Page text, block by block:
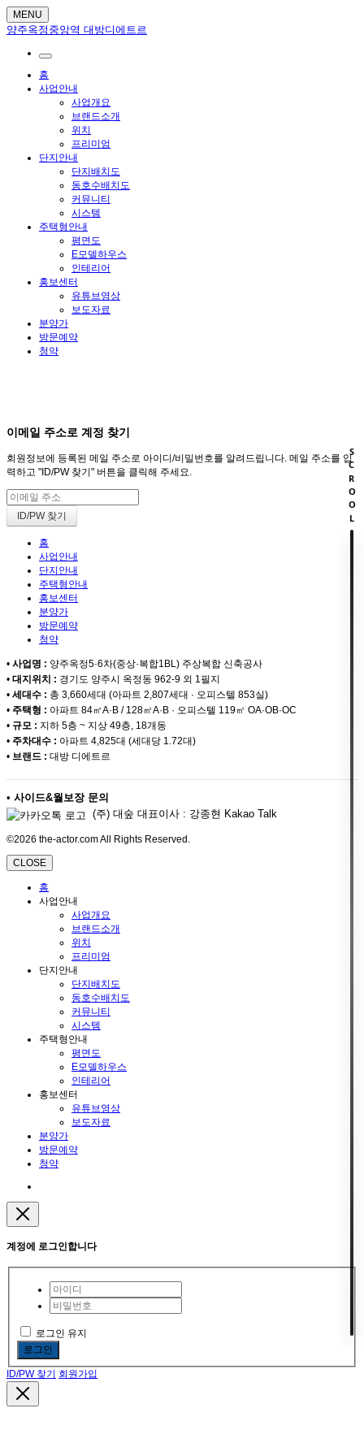
MENU
양주옥정중앙역 대방디에트르
홈
사업안내
사업개요
브랜드소개
위치
프리미엄
단지안내
단지배치도
동호수배치도
커뮤니티
시스템
주택형안내
평면도
E모델하우스
인테리어
홍보센터
유튜브영상
보도자료
분양가
방문예약
청약
이메일 주소로 계정 찾기
회원정보에 등록된 메일 주소로 아이디/비밀번호를 알려드립니다. 메일 주소를 입
력하고 "ID/PW 찾기" 버튼을 클릭해 주세요.
홈
사업안내
단지안내
주택형안내
홍보센터
분양가
방문예약
청약
• 사업명 : 양주옥정5·6차(중상·복합1BL) 주상복합 신축공사
• 대지위치 : 경기도 양주시 옥정동 962-9 외 1필지
• 세대수 : 총 3,660세대 (아파트 2,807세대 · 오피스텔 853실)
• 주택형 : 아파트 84㎡A·B / 128㎡A·B · 오피스텔 119㎡ OA·OB·OC
• 규모 : 지하 5층 ~ 지상 49층, 18개동
• 주차대수 : 아파트 4,825대 (세대당 1.72대)
• 브랜드 : 대방 디에트르
• 사이드&월보장 문의
(주) 대숲 대표이사 : 강종현 Kakao Talk
©2026 the-actor.com All Rights Reserved.
CLOSE
홈
사업안내
사업개요
브랜드소개
위치
프리미엄
단지안내
단지배치도
동호수배치도
커뮤니티
시스템
주택형안내
평면도
E모델하우스
인테리어
홍보센터
유튜브영상
보도자료
분양가
방문예약
청약
계정에 로그인합니다
로그인 유지
로그인
ID/PW 찾기 회원가입
SCROOL